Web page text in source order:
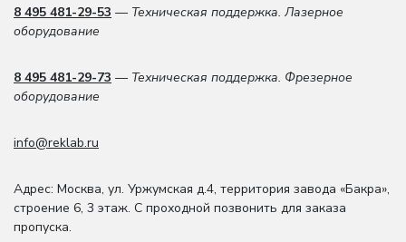
8 495 481-29-53 — Техническая поддержка. Лазерное
оборудование
8 495 481-29-73 — Техническая поддержка. Фрезерное
оборудование
info@reklab.ru
Адрес: Москва, ул. Уржумская д.4, территория завода «Бакра»,
строение 6, 3 этаж. С проходной позвонить для заказа
пропуска.